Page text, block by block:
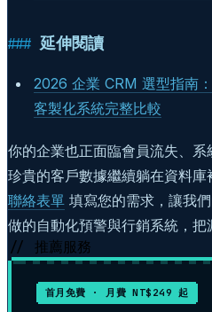
延伸閱讀
2026 企業 CRM 選型指南
客製化系統完整比較
你的企業也正面臨會員流失、
珍貴的客戶數據繼續躺在資料庫
聯絡表單 填寫您的需求，讓我
做的自動化預警與行銷系統，把
// 推薦服務
首月免費 · 月費 NT$249 起